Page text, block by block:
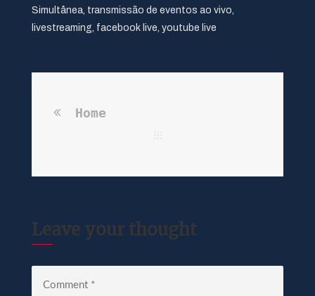
Simultânea, transmissão de eventos ao vivo,
livestreaming, facebook live, youtube live
Home
Leave your thought